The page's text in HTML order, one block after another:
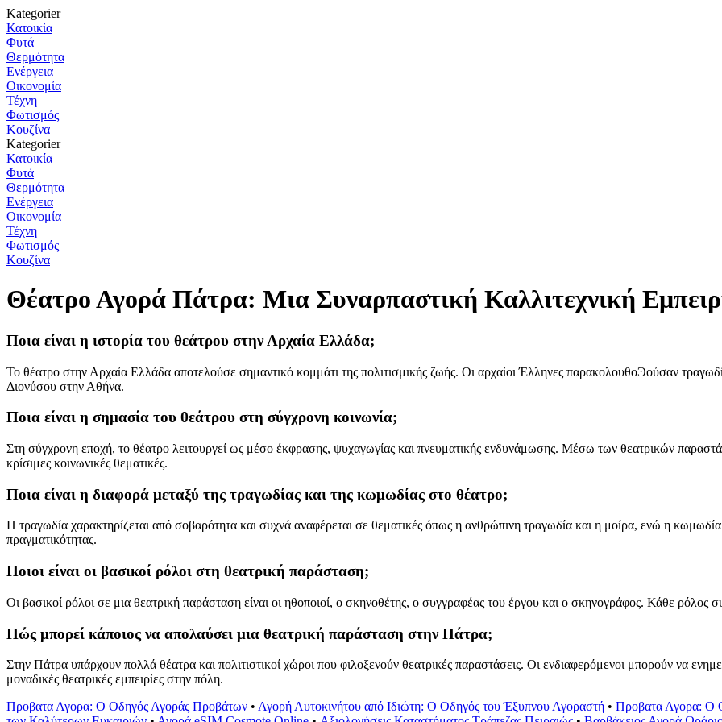
Kategorier
Κατοικία
Φυτά
Θερμότητα
Ενέργεια
Οικονομία
Τέχνη
Φωτισμός
Κουζίνα
Kategorier
Κατοικία
Φυτά
Θερμότητα
Ενέργεια
Οικονομία
Τέχνη
Φωτισμός
Κουζίνα
Θέατρο Αγορά Πάτρα: Μια Συναρπαστική Καλλιτεχνική
Ποια είναι η ιστορία του θεάτρου στην Αρχαία Ελλάδα;
Το θέατρο στην Αρχαία Ελλάδα αποτελούσε σημαντικό κομμάτι της πολιτισμικής ζωής. Οι αρχαίοι Έλληνες παρακολουθοϿούσαν
Διονύσου στην Αθήνα.
Ποια είναι η σημασία του θεάτρου στη σύγχρονη κοινωνία;
Στη σύγχρονη εποχή, το θέατρο λειτουργεί ως μέσο έκφρασης, ψυχαγωγίας και πνευματικής ενδυνάμωσης. Μέσω των θεατρικών
κρίσιμες κοινωνικές θεματικές.
Ποια είναι η διαφορά μεταξύ της τραγωδίας και της κωμωδίας στο θέατρο;
Η τραγωδία χαρακτηρίζεται από σοβαρότητα και συχνά αναφέρεται σε θεματικές όπως η ανθρώπινη τραγωδία και η μοίρα, ενώ η
πραγματικότητας.
Ποιοι είναι οι βασικοί ρόλοι στη θεατρική παράσταση;
Οι βασικοί ρόλοι σε μια θεατρική παράσταση είναι οι ηθοποιοί, ο σκηνοθέτης, ο συγγραφέας του έργου και ο σκηνογράφος. Κάθε ρόλος
Πώς μπορεί κάποιος να απολαύσει μια θεατρική παράσταση στην Πάτρα;
Στην Πάτρα υπάρχουν πολλά θέατρα και πολιτιστικοί χώροι που φιλοξενούν θεατρικές παραστάσεις. Οι ενδιαφερόμενοι μπορούν να
μοναδικές θεατρικές εμπειρίες στην πόλη.
Προβατα Αγορα: Ο Οδηγός Αγοράς Προβάτων • Αγορή Αυτοκινήτου από Ιδιώτη: Ο Οδηγός του Έξυπνου Αγοραστή • Προβατα Αγορα: Ο